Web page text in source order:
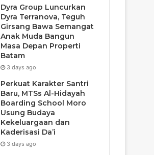
Dyra Group Luncurkan
Dyra Terranova, Teguh
Girsang Bawa Semangat
Anak Muda Bangun
Masa Depan Properti
Batam
3 days ago
Perkuat Karakter Santri
Baru, MTSs Al-Hidayah
Boarding School Moro
Usung Budaya
Kekeluargaan dan
Kaderisasi Da’i
3 days ago